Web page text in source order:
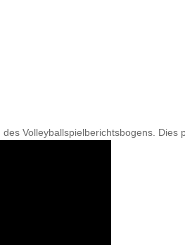
Volleyballspielberichtsbogens. Dies